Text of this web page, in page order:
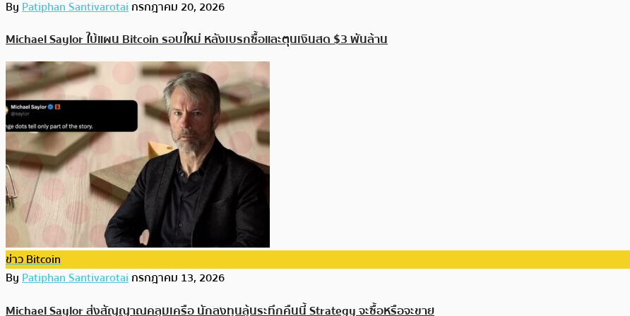
ByPatiphan Santivarotaiกรกฎาคม 20, 2026
Michael Saylor ใบ้แผน Bitcoin รอบใหม่ หลังเบรกซื้อและตุนเงินสด $3 พันล้าน
ข่าว Bitcoin
ByPatiphan Santivarotaiกรกฎาคม 13, 2026
Michael Saylor ส่งสัญญาณคลุมเครือ นักลงทุนลุ้นระทึกคืนนี้ Strategy จะซื้อหรือจะขาย